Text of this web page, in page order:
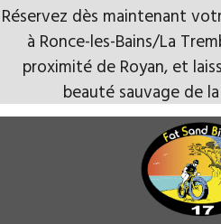
Réservez dès maintenant
à Ronce-les-Bains/La
proximité de Royan, et
beauté sauvage de